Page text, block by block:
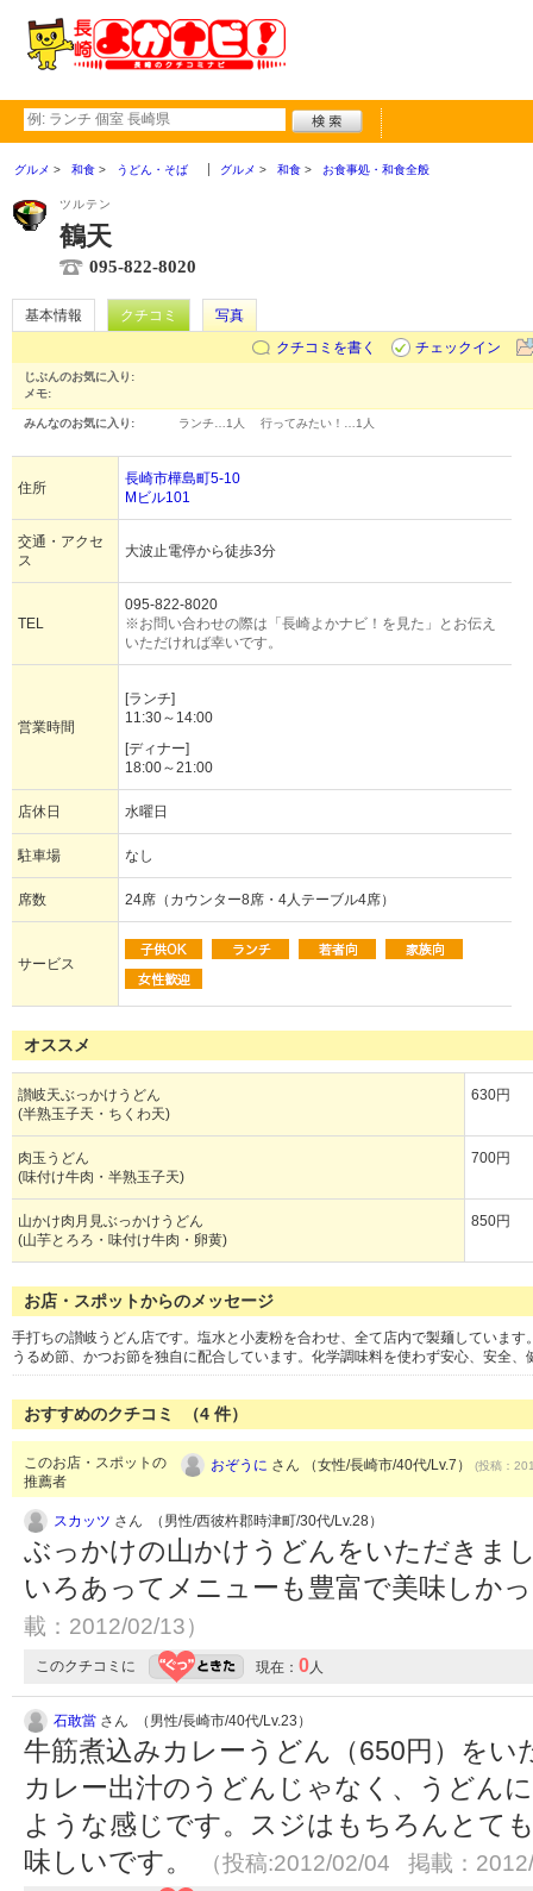
グルメ 和食 うどん・そば グルメ 和食 お食事処・和食全般
ツルテン
鶴天
095-822-8020
基本情報 クチコミ
写真
クチコミを書く
チェックイン
じぶんのお気に入り:
メモ:
みんなのお気に入り: ランチ… 1人 行ってみたい！… 1人
住所
長崎市樺島町5-10
Mビル101
交通・アクセ
ス
大波止電停から徒歩3分
TEL
095-822-8020
※お問い合わせの際は「長崎よかナビ！を見た」とお伝え
いただければ幸いです。
営業時間
[ランチ]
11:30～14:00
[ディナー]
18:00～21:00
店休日 水曜日
駐車場 なし
席数 24席（カウンター8席・4人テーブル4席）
サービス
オススメ
讃岐天ぶっかけうどん
(半熟玉子天・ちくわ天)
630円
肉玉うどん
(味付け牛肉・半熟玉子天)
700円
山かけ肉月見ぶっかけうどん
(山芋とろろ・味付け牛肉・卵黄)
850円
お店・スポットからのメッセージ
手打ちの讃岐うどん店です。塩水と小麦粉を合わせ、全て店内で製麺していま
うるめ節、かつお節を独自に配合しています。化学調味料を使わず安心、安全
おすすめのクチコミ （4 件）
このお店・スポットの
推薦者
おぞうに さん （女性/長崎市/40代/Lv.7） (投稿：
スカッツ さん （男性/西彼杵郡時津町/30代/Lv.28）
ぶっかけの山かけうどんをいただきま
いろあってメニューも豊富で美味しか
載：2012/02/13）
このクチコミに 現在： 0人
石敢當 さん （男性/長崎市/40代/Lv.23）
牛筋煮込みカレーうどん（650円）をい
カレー出汁のうどんじゃなく、うどん
ような感じです。スジはもちろんとて
味しいです。
（投稿:2012/02/04 掲載：